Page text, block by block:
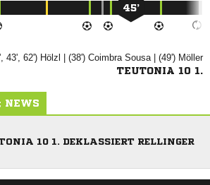
45’
43', 62')  | (38')  | (49') 
TEUTONIA 10 1.
NEWS
10 1. DEKLASSIERT RELLINGER